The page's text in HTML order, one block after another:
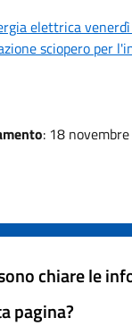
elettrica
sciopero per
: 18
chiare le
pagina?